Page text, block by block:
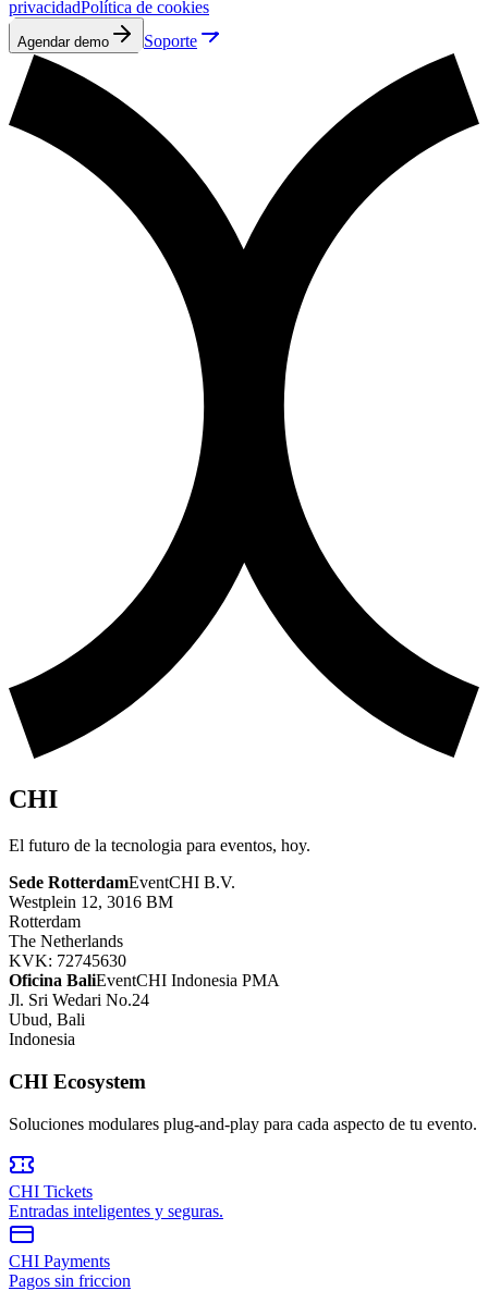
privacidadPolítica de cookies
Agendar demo Soporte
CHI
El futuro de la tecnologia para eventos, hoy.
Sede RotterdamEventCHI B.V.
Westplein 12, 3016 BM
Rotterdam
The Netherlands
KVK: 72745630
Oficina BaliEventCHI Indonesia PMA
Jl. Sri Wedari No.24
Ubud, Bali
Indonesia
CHI Ecosystem
Soluciones modulares plug-and-play para cada aspecto de tu evento.
CHI Tickets
Entradas inteligentes y seguras.
CHI Payments
Pagos sin friccion